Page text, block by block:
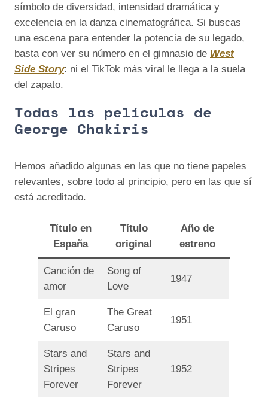
símbolo de diversidad, intensidad dramática y
excelencia en la danza cinematográfica. Si buscas
una escena para entender la potencia de su legado,
basta con ver su número en el gimnasio de West
Side Story: ni el TikTok más viral le llega a la suela
del zapato.
Todas las películas de
George Chakiris
Hemos añadido algunas en las que no tiene papeles
relevantes, sobre todo al principio, pero en las que sí
está acreditado.
Título en
España
Título
original
Año de
estreno
Canción de
amor
Song of
Love
1947
El gran
Caruso
The Great
Caruso
1951
Stars and
Stripes
Forever
Stars and
Stripes
Forever
1952